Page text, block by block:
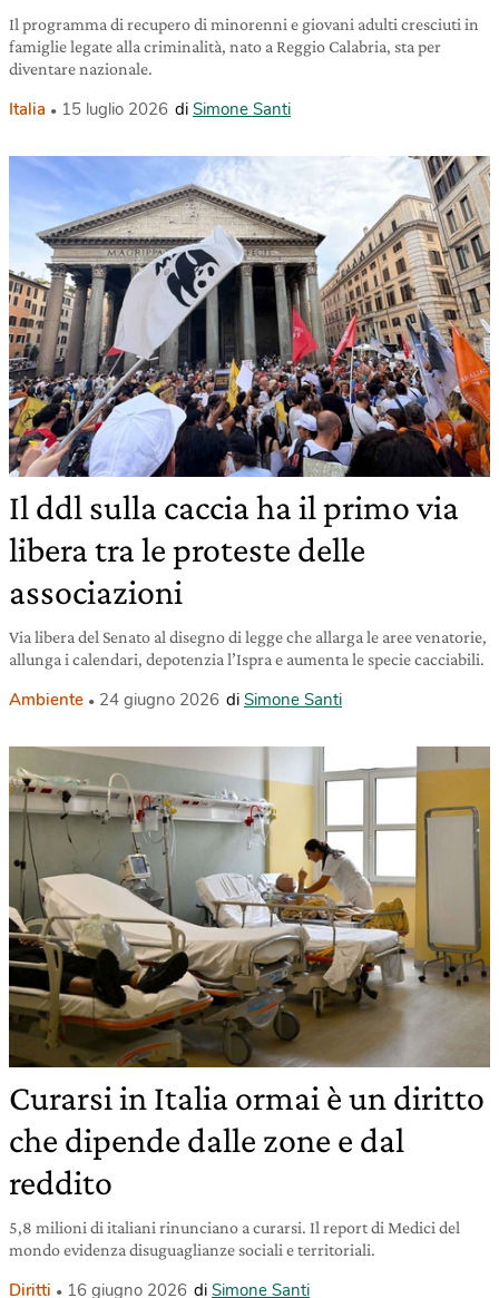
Il programma di recupero di minorenni e giovani adulti cresciuti in
famiglie legate alla criminalità, nato a Reggio Calabria, sta per
diventare nazionale.
Italia 15 luglio 2026 di Simone Santi
Il ddl sulla caccia ha il primo via
libera tra le proteste delle
associazioni
Via libera del Senato al disegno di legge che allarga le aree venatorie,
allunga i calendari, depotenzia l’Ispra e aumenta le specie cacciabili.
Ambiente 24 giugno 2026 di Simone Santi
Curarsi in Italia ormai è un diritto
che dipende dalle zone e dal
reddito
5,8 milioni di italiani rinunciano a curarsi. Il report di Medici del
mondo evidenza disuguaglianze sociali e territoriali.
Diritti 16 giugno 2026 di Simone Santi